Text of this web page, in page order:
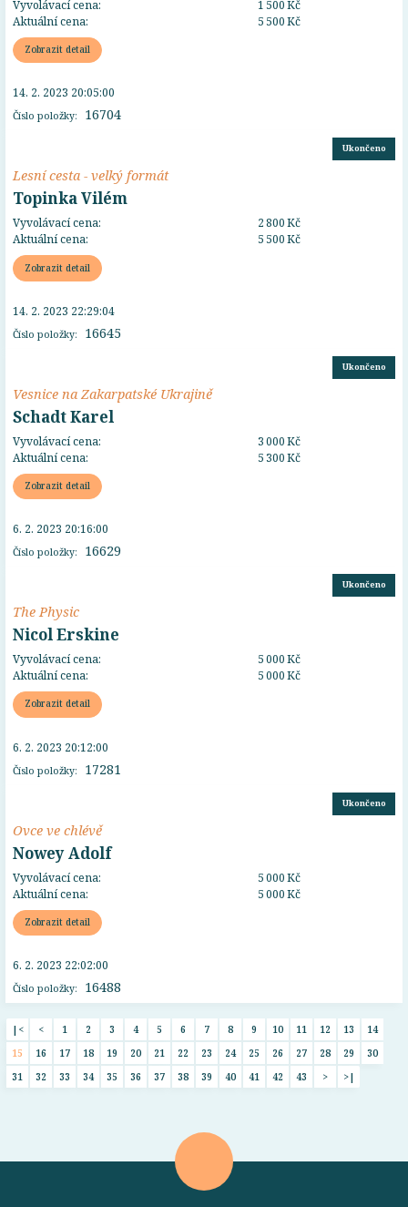
Vyvolávací cena:
1 500 Kč
Aktuální cena:
5 500 Kč
Zobrazit detail
Číslo položky: 16704
14. 2. 2023 20:05:00
Ukončeno
Lesní cesta - velký formát
Topinka Vilém
Vyvolávací cena:
2 800 Kč
Aktuální cena:
5 500 Kč
Zobrazit detail
Číslo položky: 16645
14. 2. 2023 22:29:04
Ukončeno
Vesnice na Zakarpatské Ukrajině
Schadt Karel
Vyvolávací cena:
3 000 Kč
Aktuální cena:
5 300 Kč
Zobrazit detail
Číslo položky: 16629
6. 2. 2023 20:16:00
Ukončeno
The Physic
Nicol Erskine
Vyvolávací cena:
5 000 Kč
Aktuální cena:
5 000 Kč
Zobrazit detail
Číslo položky: 17281
6. 2. 2023 20:12:00
Ukončeno
Ovce ve chlévě
Nowey Adolf
Vyvolávací cena:
5 000 Kč
Aktuální cena:
5 000 Kč
Zobrazit detail
Číslo položky: 16488
6. 2. 2023 22:02:00
|< < 1 2 3 4 5 6 7 8 9 10 11 12 13
14
15
16 17 18 19 20 21 22 23 24 25 26 27 28 29
30
31
32 33 34 35 36 37 38 39 40 41 42 43 > >|